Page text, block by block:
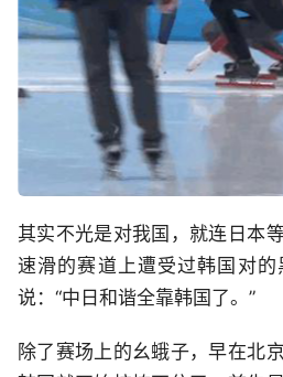
其实不光是对我国，就连日本
速滑的赛道上遭受过韩国对
说：“中日和谐全靠韩国了。”
除了赛场上的幺蛾子，早在北